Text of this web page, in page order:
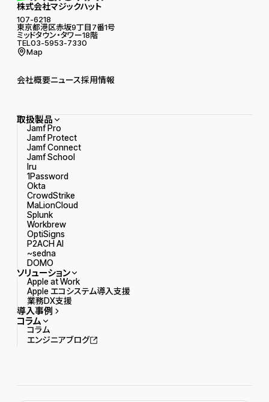
株式会社マジックハット
107-6218
東京都港区赤坂9丁目7番1号
ミッドタウン・タワー18階
TEL03-5953-7330
Map
会社概要ニュース採用情報
取扱製品
Jamf Pro
Jamf Protect
Jamf Connect
Jamf School
Iru
1Password
Okta
CrowdStrike
MaLionCloud
Splunk
Workbrew
OptiSigns
P2ACH AI
~sedna
DOMO
ソリューション
Apple at Work
Apple エコシステム導入支援
業務DX支援
導入事例
コラム
コラム
エンジニアブログ